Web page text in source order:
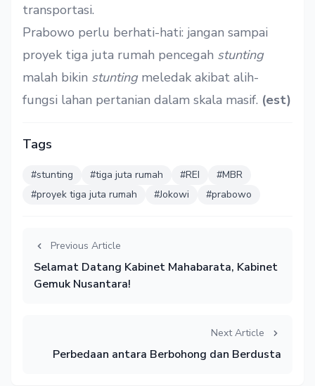
transportasi.
Prabowo perlu berhati-hati: jangan sampai
proyek tiga juta rumah pencegah stunting
malah bikin stunting meledak akibat alih-
fungsi lahan pertanian dalam skala masif. (est)
Tags
#stunting #tiga juta rumah #REI
#MBR
#proyek tiga juta rumah
#Jokowi #prabowo
Previous Article
Selamat Datang Kabinet Mahabarata, Kabinet
Gemuk Nusantara!
Next Article
Perbedaan antara Berbohong dan Berdusta